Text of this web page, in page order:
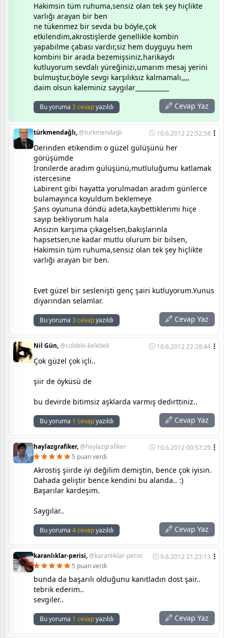
Hakimsin tüm ruhuma,sensiz olan tek şey hiçlikte
varlığı arayan bir ben
ne tükenmez bir sevda bu böyle,çok
etkilendim,akrostişlerde genellikle kombin
yapabilme çabası vardır,siz hem duyguyu hem
kombini bir arada bezemişsiniz,harikaydı
kutluyorum sevdalı yüreğinizi,umarım mesaj yerini
bulmuştur,böyle sevgi karşılıksız kalmamalı,,,,
daim olsun kaleminiz saygılar___________
Bu yoruma 3 cevapyazıldı Cevap Yaz
türkmendağlı,@turkmendagli 10.6.2012 22:52:58
Derinden etikendim o güzel gülüşünü her
görüşümde
İronilerde aradım gülüşünü,mutluluğumu katlamak
istercesine
Labirent gibi hayatta yorulmadan aradım günlerce
bulamayınca koyuldum beklemeye
Şans oyununa döndü adeta,kaybettiklerimi hiçe
sayıp bekliyorum hala
Ansızın karşıma çıkagelsen,bakışlarınla
hapsetsen,ne kadar mutlu olurum bir bilsen,
Hakimsin tüm ruhuma,sensiz olan tek şey hiçlikte
varlığı arayan bir ben.
Evet güzel bir seslenişti genç şairi kutluyorum.Yunus
diyarından selamlar.
Bu yoruma 3 cevapyazıldı Cevap Yaz
Nil Gün,@coldeki-kelebek 10.6.2012 22:28:44
Çok güzel çok içli..
şiir de öyküsü de
bu devirde bitimsiz aşklarda varmış dedirttiniz..
Bu yoruma 1 cevapyazıldı Cevap Yaz
haylazgrafiker,@haylazgrafiker
10.6.2012 00:57:29
5 puan verdi
Akrostiş şiirde iyi değilim demiştin, bence çok iyisin.
Dahada geliştir bence kendini bu alanda.. :)
Başarılar kardeşim.
Saygılar..
Bu yoruma 4 cevapyazıldı Cevap Yaz
karanlıklar-perisi,@karanliklar-perisi
9.6.2012 21:23:13
5 puan verdi
bunda da başarılı olduğunu kanıtladın dost şair..
tebrik ederim..
sevgiler..
Bu yoruma 1 cevapyazıldı Cevap Yaz